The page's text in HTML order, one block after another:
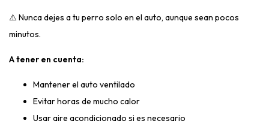
⚠️ Nunca dejes a tu perro solo en el auto, aunque sean pocos
minutos.
A tener en cuenta:
Mantener el auto ventilado
Evitar horas de mucho calor
Usar aire acondicionado si es necesario